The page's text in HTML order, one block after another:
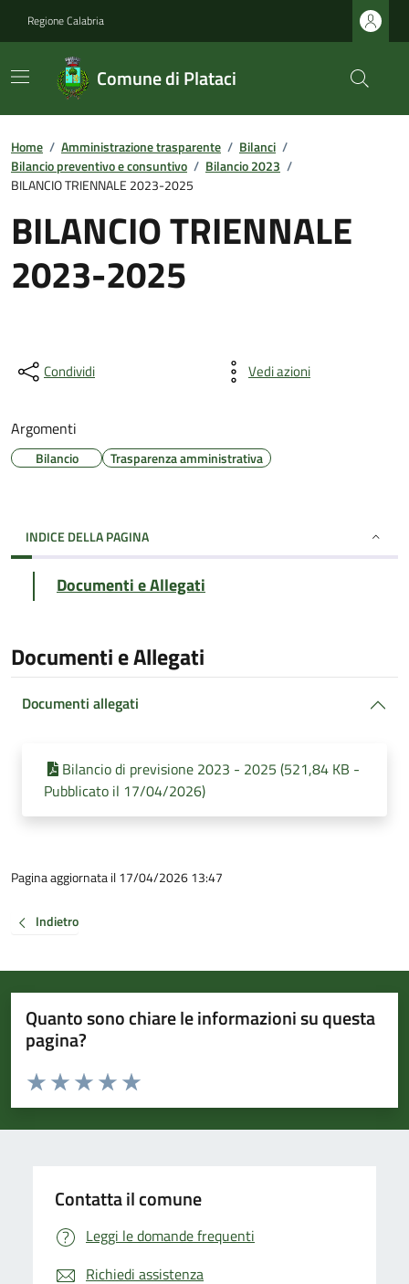
Regione Calabria
Comune di Plataci
Home / Amministrazione trasparente / Bilanci /
Bilancio preventivo e consuntivo / Bilancio 2023 /
BILANCIO TRIENNALE 2023-2025
BILANCIO TRIENNALE
2023-2025
Condividi Vedi azioni
Argomenti
Bilancio Trasparenza amministrativa
INDICE DELLA PAGINA
Documenti e Allegati
Documenti e Allegati
Documenti allegati
Bilancio di previsione 2023 - 2025 (521,84 KB -
Pubblicato il 17/04/2026)
Pagina aggiornata il 17/04/2026 13:47
Indietro
Quanto sono chiare le informazioni su questa
pagina?
Valuta da 1 a 5 stelle la pagina
Valuta 5 stelle su 5
Valuta 4 stelle su 5
Valuta 3 stelle su 5
Valuta 2 stelle su 5
Valuta 1 stelle su 5
Contatta il comune
Leggi le domande frequenti
Richiedi assistenza